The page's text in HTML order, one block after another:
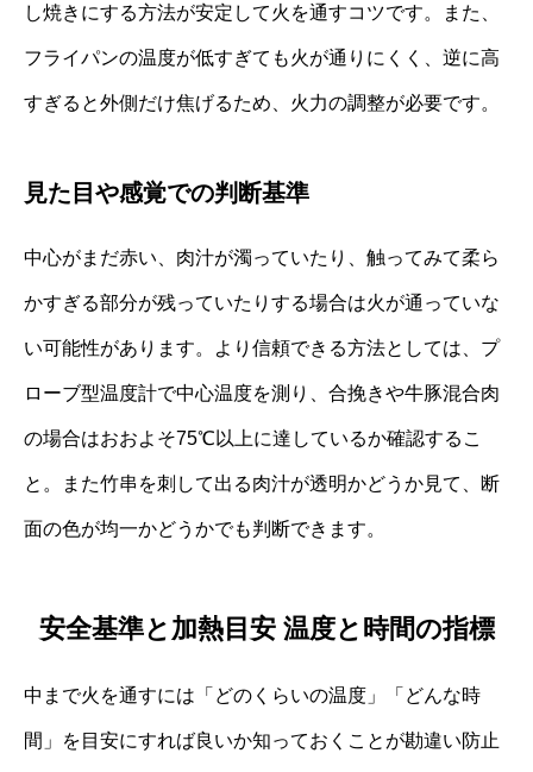
し焼きにする方法が安定して火を通すコツです。また、
フライパンの温度が低すぎても火が通りにくく、逆に高
すぎると外側だけ焦げるため、火力の調整が必要です。
見た目や感覚での判断基準
中心がまだ赤い、肉汁が濁っていたり、触ってみて柔ら
かすぎる部分が残っていたりする場合は火が通っていな
い可能性があります。より信頼できる方法としては、プ
ローブ型温度計で中心温度を測り、合挽きや牛豚混合肉
の場合はおおよそ75℃以上に達しているか確認するこ
と。また竹串を刺して出る肉汁が透明かどうか見て、断
面の色が均一かどうかでも判断できます。
安全基準と加熱目安 温度と時間の指標
中まで火を通すには「どのくらいの温度」「どんな時
間」を目安にすれば良いか知っておくことが勘違い防止